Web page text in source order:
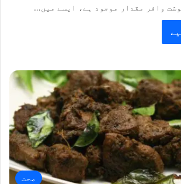
وافر مقدار موجود ہے، ایسے میں…
صحت